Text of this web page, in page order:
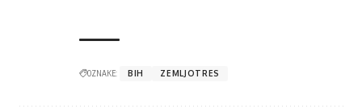
OZNAKE: BIH ZEMLJOTRES